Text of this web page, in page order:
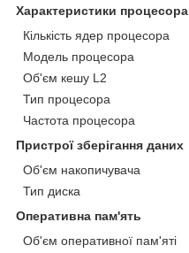
Характеристики процесора
Кількість ядер процесора
Модель процесора
Об'єм кешу L2
Тип процесора
Частота процесора
Пристрої зберігання даних
Об'єм накопичувача
Тип диска
Оперативна пам'ять
Об'єм оперативної пам'яті